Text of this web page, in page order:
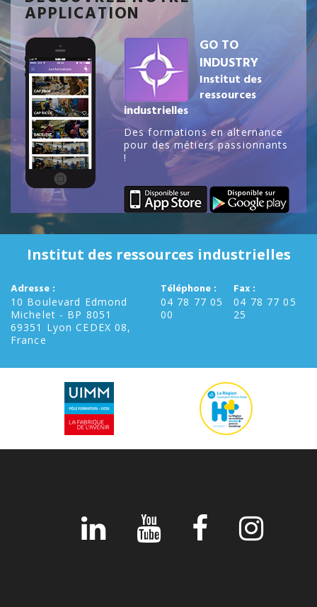
APPLICATION
GO TO
INDUSTRY
Institut des
ressources
industrielles
Des formations en alternance
pour des métiers passionnants
!
Institut des ressources industrielles
Adresse :
10 Boulevard Edmond
Michelet - BP 8051
69351 Lyon CEDEX 08,
France
Téléphone :
04 78 77 05
00
Fax :
04 78 77 05
25